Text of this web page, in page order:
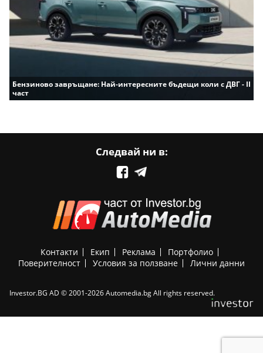
Бензиново завръщане: Най-интересните бъдещи коли с ДВГ - II
част
Следвай ни в:
Контакти Екип Реклама
Портфолио
Поверителност
Условия за ползване Лични данни
Investor.BG AD © 2001-2026 Automedia.bg All rights reserved.